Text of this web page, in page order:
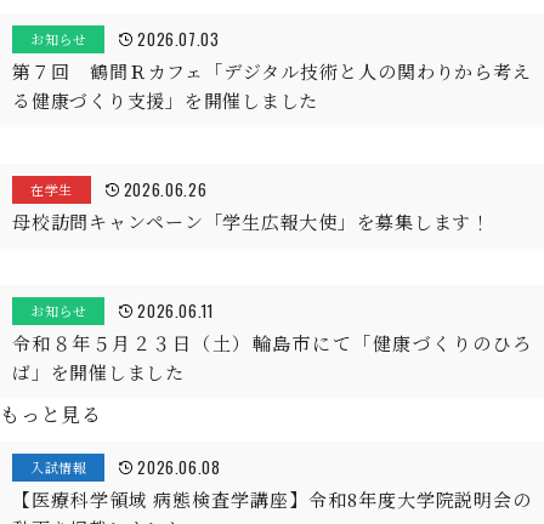
お知らせ 2026.07.03
第７回 鶴間Ｒカフェ「デジタル技術と人の関わりから考え
る健康づくり支援」を開催しました
在学生 2026.06.26
母校訪問キャンペーン「学生広報大使」を募集します！
お知らせ 2026.06.11
令和８年５月２３日（土）輪島市にて「健康づくりのひろ
ば」を開催しました
もっと見る
入試情報 2026.06.08
【医療科学領域 病態検査学講座】令和8年度大学院説明会の